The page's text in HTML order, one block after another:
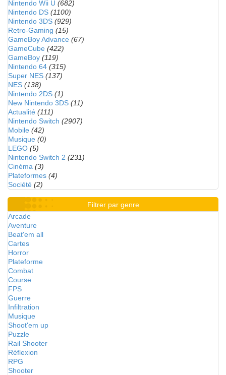
Nintendo Wii U (682)
Nintendo DS (1100)
Nintendo 3DS (929)
Retro-Gaming (15)
GameBoy Advance (67)
GameCube (422)
GameBoy (119)
Nintendo 64 (315)
Super NES (137)
NES (138)
Nintendo 2DS (1)
New Nintendo 3DS (11)
Actualité (111)
Nintendo Switch (2907)
Mobile (42)
Musique (0)
LEGO (5)
Nintendo Switch 2 (231)
Cinéma (3)
Plateformes (4)
Société (2)
Filtrer par genre
Arcade
Aventure
Beat'em all
Cartes
Horror
Plateforme
Combat
Course
FPS
Guerre
Infiltration
Musique
Shoot'em up
Puzzle
Rail Shooter
Réflexion
RPG
Shooter